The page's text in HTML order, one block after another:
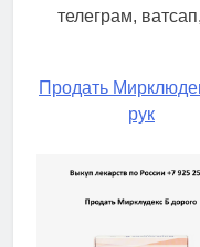
телеграм,
Продать
рук